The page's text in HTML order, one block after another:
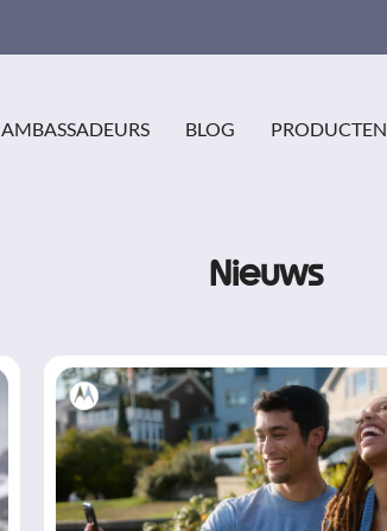
AMBASSADEURS BLOG PRODUCTEN
Nieuws